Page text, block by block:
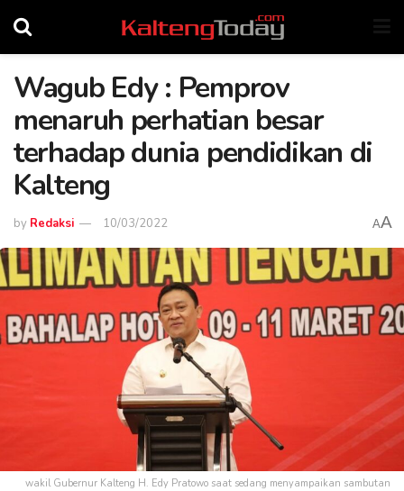
Wagub Edy : Pemprov
menaruh perhatian besar
terhadap dunia pendidikan di
Kalteng
by Redaksi 10/03/2022 AA
wakil Gubernur Kalteng H. Edy Pratowo saat sedang menyampaikan sambutan